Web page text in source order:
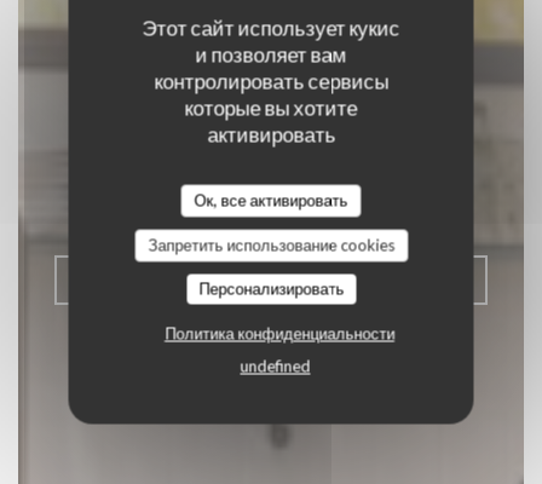
Этот сайт использует кукис
и позволяет вам
контролировать сервисы
которые вы хотите
активировать
Ок, все активировать
Запретить использование cookies
Персонализировать
Политика конфиденциальности
undefined
C'est bon c'est belge
ТРАДИЦИОННЫЙ РЕСТОРАН
BRUXELLES
ЗАБРОНИРОВАТЬ СТОЛИК